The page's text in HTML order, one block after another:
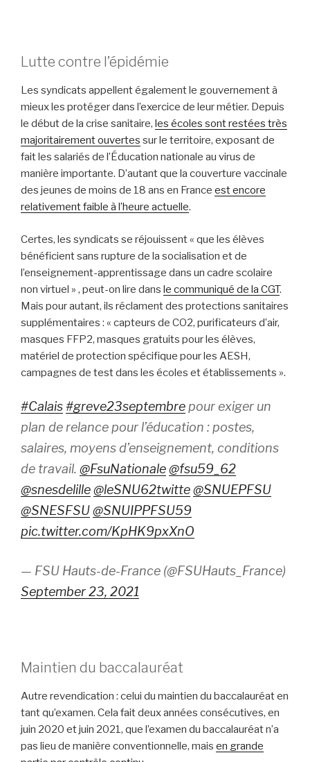
Lutte contre l’épidémie
Les syndicats appellent également le gouvernement à
mieux les protéger dans l’exercice de leur métier. Depuis
le début de la crise sanitaire, les écoles sont restées très
majoritairement ouvertes sur le territoire, exposant de
fait les salariés de l’Éducation nationale au virus de
manière importante. D’autant que la couverture vaccinale
des jeunes de moins de 18 ans en France est encore
relativement faible à l’heure actuelle.
Certes, les syndicats se réjouissent « que les élèves
bénéficient sans rupture de la socialisation et de
l’enseignement-apprentissage dans un cadre scolaire
non virtuel » , peut-on lire dans le communiqué de la CGT.
Mais pour autant, ils réclament des protections sanitaires
supplémentaires : « capteurs de CO2, purificateurs d’air,
masques FFP2, masques gratuits pour les élèves,
matériel de protection spécifique pour les AESH,
campagnes de test dans les écoles et établissements ».
#Calais#greve23septembrepour exiger un
plan de relance pour l’éducation : postes,
salaires, moyens d’enseignement, conditions
de travail. @FsuNationale@fsu59_62
@snesdelille@leSNU62twitte@SNUEPFSU
@SNESFSU@SNUIPPFSU59
pic.twitter.com/KpHK9pxXnO
— FSU Hauts-de-France (@FSUHauts_France)
September 23, 2021
Maintien du baccalauréat
Autre revendication : celui du maintien du baccalauréat en
tant qu’examen. Cela fait deux années consécutives, en
juin 2020 et juin 2021, que l’examen du baccalauréat n’a
pas lieu de manière conventionnelle, mais en grande